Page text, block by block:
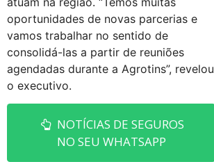
oportunidades de novas parcerias e
vamos trabalhar no sentido de
consolidá-las a partir de reuniões
agendadas durante a Agrotins”, revelou
o executivo.
NOTÍCIAS DE SEGUROS
NO SEU WHATSAPP